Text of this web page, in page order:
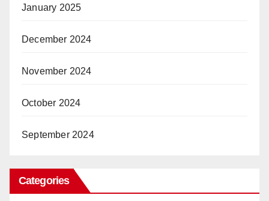
January 2025
December 2024
November 2024
October 2024
September 2024
Categories